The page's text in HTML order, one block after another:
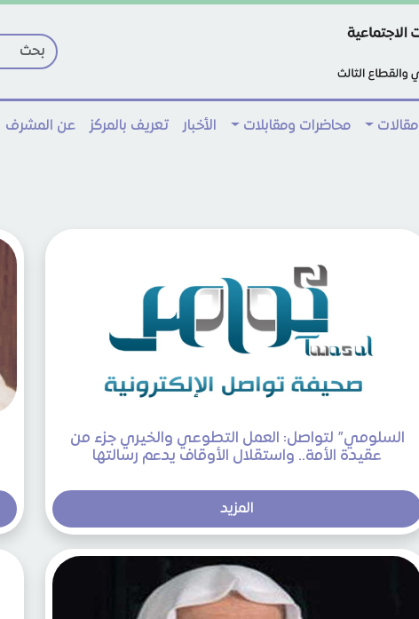
مقالات محاضرات ومقابلات الأخبار تعريف بالمركز عن المشرف
السلومي” لتواصل: العمل التطوعي والخيري جزء من
عقيدة الأمة.. واستقلال الأوقاف يدعم رسالتها
المزيد